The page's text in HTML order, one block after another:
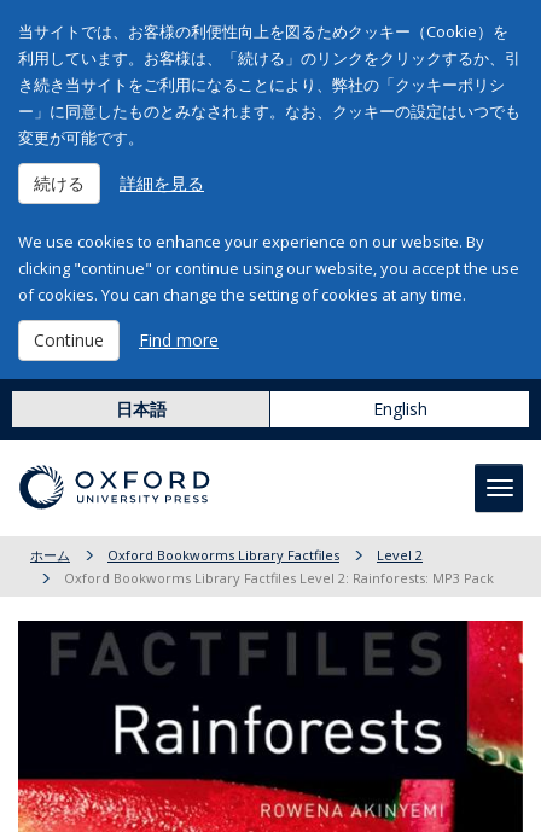
当サイトでは、お客様の利便性向上を図るためクッキー（Cookie）を
利用しています。お客様は、「続ける」のリンクをクリックするか、引
き続き当サイトをご利用になることにより、弊社の「クッキーポリシ
ー」に同意したものとみなされます。なお、クッキーの設定はいつでも
変更が可能です。
続ける 詳細を見る
We use cookies to enhance your experience on our website. By
clicking "continue" or continue using our website, you accept the use
of cookies. You can change the setting of cookies at any time.
Continue Find more
日本語 English
ホーム Oxford Bookworms Library Factfiles
Level 2
Oxford Bookworms Library Factfiles Level 2: Rainforests: MP3 Pack